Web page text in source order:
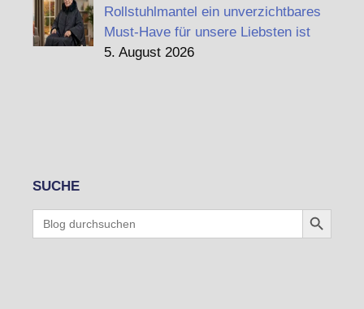
Rollstuhlmantel ein unverzichtbares
Must-Have für unsere Liebsten ist
5. August 2026
SUCHE
for:
Search Button